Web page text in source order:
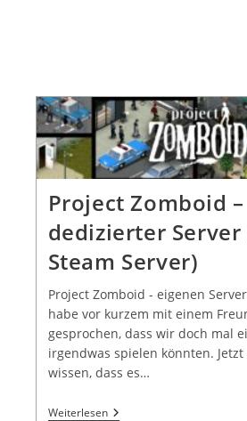
Project Zomboid –
dedizierter Server
Steam Server)
Project Zomboid - eigenen
habe vor kurzem mit einem
gesprochen, dass wir doch mal
irgendwas spielen könnten.
wissen, dass es…
Weiterlesen